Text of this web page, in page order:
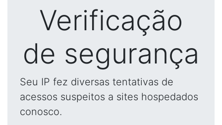
Verificação
de segurança
Seu IP fez diversas tentativas de
acessos suspeitos a sites hospedados
conosco.